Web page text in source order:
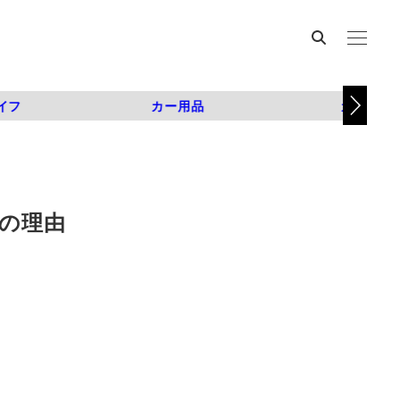
フ カー用品 カスタム
理由